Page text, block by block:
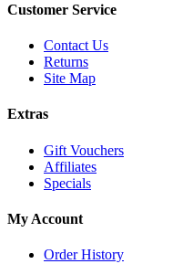
Customer Service
Contact Us
Returns
Site Map
Extras
Gift Vouchers
Affiliates
Specials
My Account
Order History